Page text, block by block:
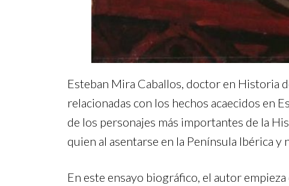
Esteban Mira Caballos, doctor en Historia
relacionadas con los hechos acaecidos en
de los personajes más importantes de la
quien al asentarse en la Península Ibérica
En este ensayo biográfico, el autor